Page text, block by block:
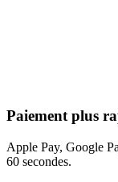
Paiement plus
Apple Pay, Google
60 secondes.